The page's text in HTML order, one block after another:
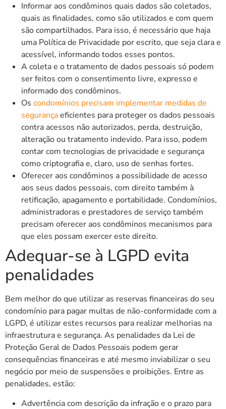
Informar aos condôminos quais dados são coletados,
quais as finalidades, como são utilizados e com quem
são compartilhados. Para isso, é necessário que haja
uma Política de Privacidade por escrito, que seja clara e
acessível, informando todos esses pontos.
A coleta e o tratamento de dados pessoais só podem
ser feitos com o consentimento livre, expresso e
informado dos condôminos.
Os condomínios precisam implementar medidas de
segurançaeficientes para proteger os dados pessoais
contra acessos não autorizados, perda, destruição,
alteração ou tratamento indevido. Para isso, podem
contar com tecnologias de privacidade e segurança
como criptografia e, claro, uso de senhas fortes.
Oferecer aos condôminos a possibilidade de acesso
aos seus dados pessoais, com direito também à
retificação, apagamento e portabilidade. Condomínios,
administradoras e prestadores de serviço também
precisam oferecer aos condôminos mecanismos para
que eles possam exercer este direito.
Adequar-se à LGPD evita
penalidades
Bem melhor do que utilizar as reservas financeiras do seu
condomínio para pagar multas de não-conformidade com a
LGPD, é utilizar estes recursos para realizar melhorias na
infraestrutura e segurança. As penalidades da Lei de
Proteção Geral de Dados Pessoais podem gerar
consequências financeiras e até mesmo inviabilizar o seu
negócio por meio de suspensões e proibições. Entre as
penalidades, estão:
Advertência com descrição da infração e o prazo para